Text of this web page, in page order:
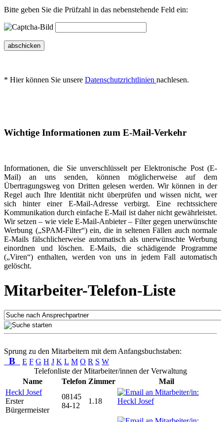
Bitte geben Sie die Prüfzahl in das nebenstehende Feld ein:
abschicken
* Hier können Sie unsere Datenschutzrichtlinien nachlesen.
Wichtige Informationen zum E-Mail-Verkehr
Informationen, die Sie unverschlüsselt per Elektronische Post (E-
Mail) an uns senden, können möglicherweise auf dem
Übertragungsweg von Dritten gelesen werden. Wir können in der
Regel auch Ihre Identität nicht überprüfen und wissen nicht, wer
sich hinter einer E-Mail-Adresse verbirgt. Eine rechtssichere
Kommunikation durch einfache E-Mail ist daher nicht gewährleistet.
Wir setzen – wie viele E-Mail-Anbieter – Filter gegen unerwünschte
Werbung („SPAM-Filter“) ein, die in seltenen Fällen auch normale
E-Mails fälschlicherweise automatisch als unerwünschte Werbung
einordnen und löschen. E-Mails, die schädigende Programme
(„Viren“) enthalten, werden von uns in jedem Fall automatisch
gelöscht.
Mitarbeiter-Telefon-Liste
Sprung zu den Mitarbeitern mit dem Anfangsbuchstaben:
B E F G H J K L M O R S W
Telefonliste der Mitarbeiter/innen der Verwaltung
Name
Telefon Zimmer
Mail
Heckl Josef
Erster
Bürgermeister
08145
84-12
1.18